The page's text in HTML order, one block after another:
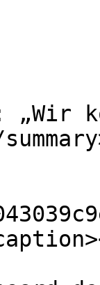
„Wir